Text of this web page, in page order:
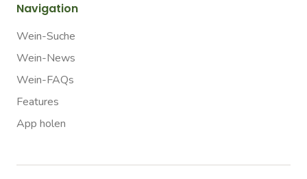
Navigation
Wein-Suche
Wein-News
Wein-FAQs
Features
App holen